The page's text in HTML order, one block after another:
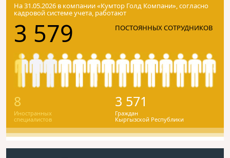
На 31.05.2026 в компании «Кумтор Голд Компани», согласно
кадровой системе учета, работают
3 579 ПОСТОЯННЫХ СОТРУДНИКОВ
8
Иностранных
специалистов
3 571
Граждан
Кыргызской Республики